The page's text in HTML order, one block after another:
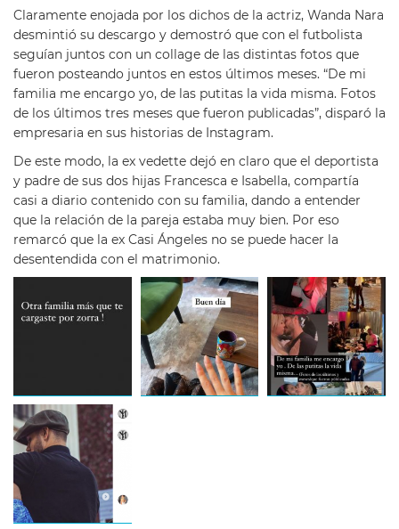
Claramente enojada por los dichos de la actriz, Wanda Nara
desmintió su descargo y demostró que con el futbolista
seguían juntos con un collage de las distintas fotos que
fueron posteando juntos en estos últimos meses. “De mi
familia me encargo yo, de las putitas la vida misma. Fotos
de los últimos tres meses que fueron publicadas”, disparó la
empresaria en sus historias de Instagram.
De este modo, la ex vedette dejó en claro que el deportista
y padre de sus dos hijas Francesca e Isabella, compartía
casi a diario contenido con su familia, dando a entender
que la relación de la pareja estaba muy bien. Por eso
remarcó que la ex Casi Ángeles no se puede hacer la
desentendida con el matrimonio.